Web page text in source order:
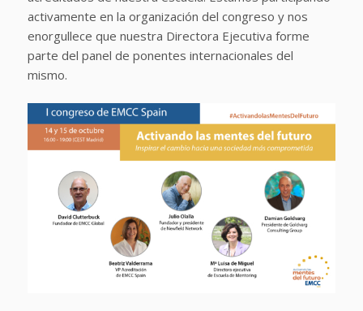
activamente en la organización del congreso y nos
enorgullece que nuestra Directora Ejecutiva forme
parte del panel de ponentes internacionales del
mismo.